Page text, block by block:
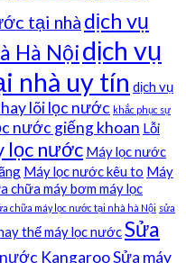
tại nhà dịch vụ
Hà Nộidịch vụ
nhà uy tín dịch vụ
lõi lọc nước khắc phục sự
nước giếng khoan Lỗi
lọc nước Máy lọc nước
Máy lọc nước kêu to Máy
chữa máy bơm máy lọc
chữa máy lọc nước tại nhà hà Nội sửa
thế máy lọc nướcSửa
KangarooSửa máy